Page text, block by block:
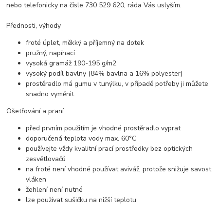
nebo telefonicky na čísle 730 529 620, ráda Vás uslyším.
Přednosti, výhody
froté úplet, měkký a příjemný na dotek
pružný, napínací
vysoká gramáž 190-195 g/m2
vysoký podíl bavlny (84% bavlna a 16% polyester)
prostěradlo má gumu v tunýlku, v případě potřeby ji můžete
snadno vyměnit
Ošetřování a praní
před prvním použitím je vhodné prostěradlo vyprat
doporučená teplota vody max. 60°C
používejte vždy kvalitní prací prostředky bez optických
zesvětlovačů
na froté není vhodné používat aviváž, protože snižuje savost
vláken
žehlení není nutné
lze používat sušičku na nižší teplotu